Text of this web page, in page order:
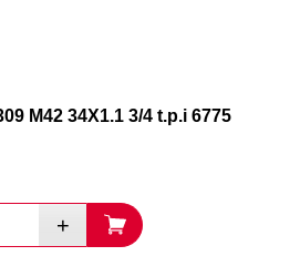
M42 34X1.1 3/4 t.p.i 6775